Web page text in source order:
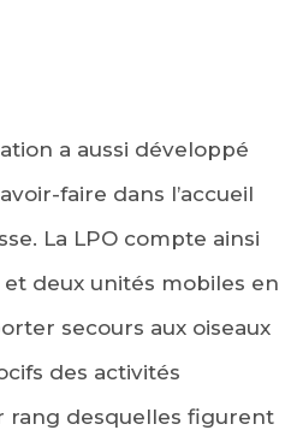
FACEBOOK
SUR LINKEDIN
a aussi développé
faire dans l’accueil
La LPO compte ainsi
deux unités mobiles en
secours aux oiseaux
des activités
rang desquelles figurent